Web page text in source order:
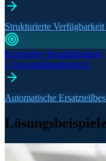
Strukturierte
Korrektive Instandhaltung
1 Anwendungsbereich
Automatische
Lösungsbeispiele